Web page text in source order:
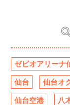
ゼビオアリーナ
仙台 仙台オ
仙台空港 八